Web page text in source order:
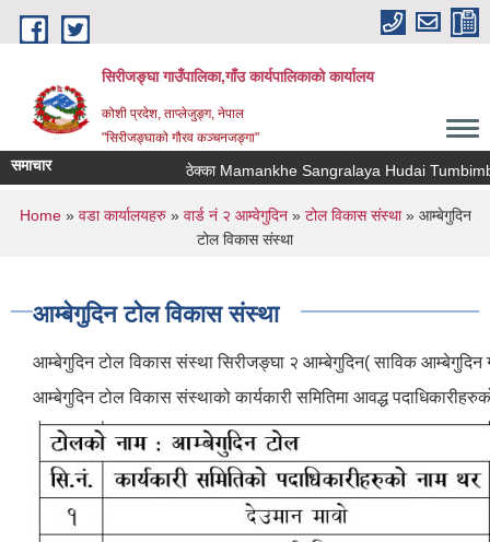
Skip to main content
सिरीजङ्घा गाउँपालिका,गाँउ कार्यपालिकाको कार्यालय
कोशी प्रदेश, ताप्लेजुङ्ग, नेपाल
"सिरीजङ्घाको गौरव कञ्चनजङ्गा"
समाचार ठेक्का Mamankhe Sangralaya Hudai
You are here
Home» वडा कार्यालयहरु» वार्ड नं २ आम्वेगुदिन» टोल विकास संस्था» आम्बेगुदिन
टोल विकास संस्था
आम्बेगुदिन टोल विकास संस्था
आम्बेगुदिन टोल विकास संस्था सिरीजङ्घा २ आम्बेगुदिन( साविक आम्बेगुदिन
आम्बेगुदिन टोल विकास संस्थाको कार्यकारी समितिमा आवद्ध